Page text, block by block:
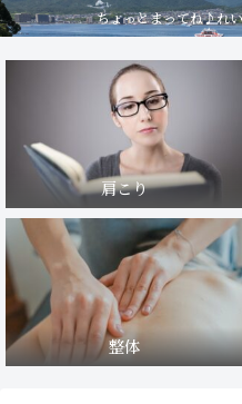
ちょっとまってね♪れ
肩こり
整体